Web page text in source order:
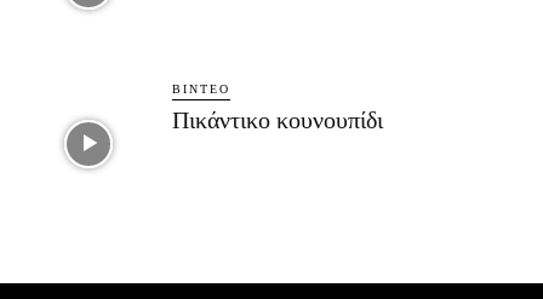
ΒΊΝΤΕΟ
Πικάντικο κουνουπίδι